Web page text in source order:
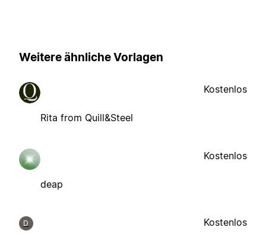
Weitere ähnliche Vorlagen
Rita from Quill&Steel
Kostenlos
deap
Kostenlos
D Kostenlos